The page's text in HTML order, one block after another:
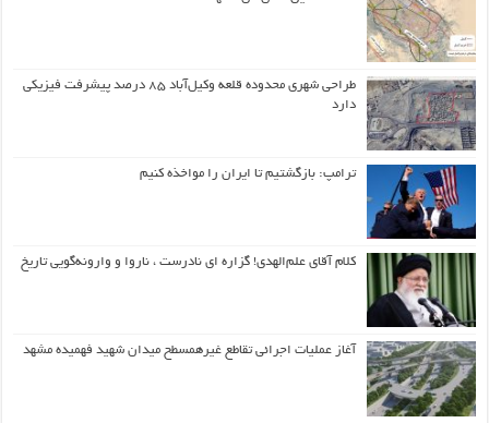
طراحی شهری محدوده قلعه وکیل‌آباد ۸۵ درصد پیشرفت فیزیکی
دارد
ترامپ: بازگشتیم تا ایران را مواخذه کنیم
کلام آقای علم‌الهدی! گزاره ای نادرست ، ناروا و وارونه‌گویی تاریخ
آغاز عملیات اجرائی تقاطع غیرهمسطح میدان شهید فهمیده مشهد